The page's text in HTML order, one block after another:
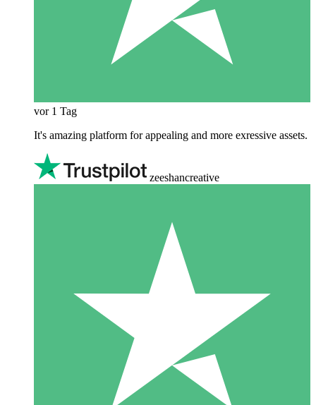
vor 1 Tag
It's amazing platform for appealing and more exressive assets.
zeeshancreative